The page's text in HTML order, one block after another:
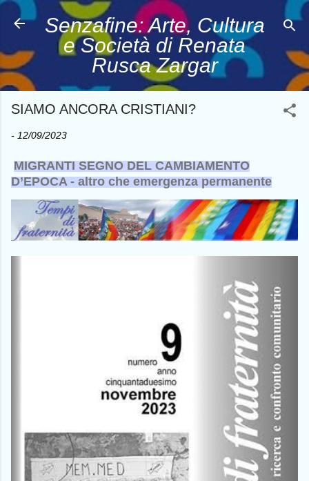
Passa ai contenuti
Senzafine: Arte, Cultura
e Società di Renata
Rusca Zargar
SIAMO ANCORA CRISTIANI?
- 12/09/2023
MIGRANTI SEGNO DEL CAMBIAMENTO
D’EPOCA - altro che emergenza permanente